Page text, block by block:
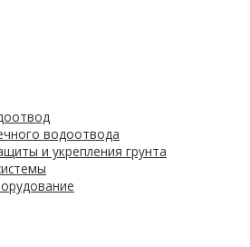
водоотвода
и укрепления грунта